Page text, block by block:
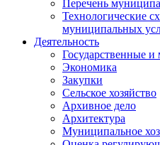
Перечень
Технологические
муниципальных
Деятельность
Государственные
Экономика
Закупки
Сельское хозяйство
Архивное дело
Архитектура
Муниципальное